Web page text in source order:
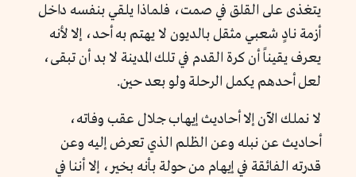
يتغذى على القلق في صمت، فلماذا يلقي بنفسه داخل
أزمة نادٍ شعبي مثقل بالديون لا يهتم به أحد، إلا لأنه
يعرف يقيناً أن كرة القدم في تلك المدينة لا بد أن تبقى،
لعل أحدهم يكمل الرحلة ولو بعد حين.
لا نملك الآن إلا أحاديث إيهاب جلال عقب وفاته،
أحاديث عن نبله وعن الظلم الذي تعرض إليه وعن
قدرته الفائقة في إيهام من حولة بأنه بخير، إلا أننا في